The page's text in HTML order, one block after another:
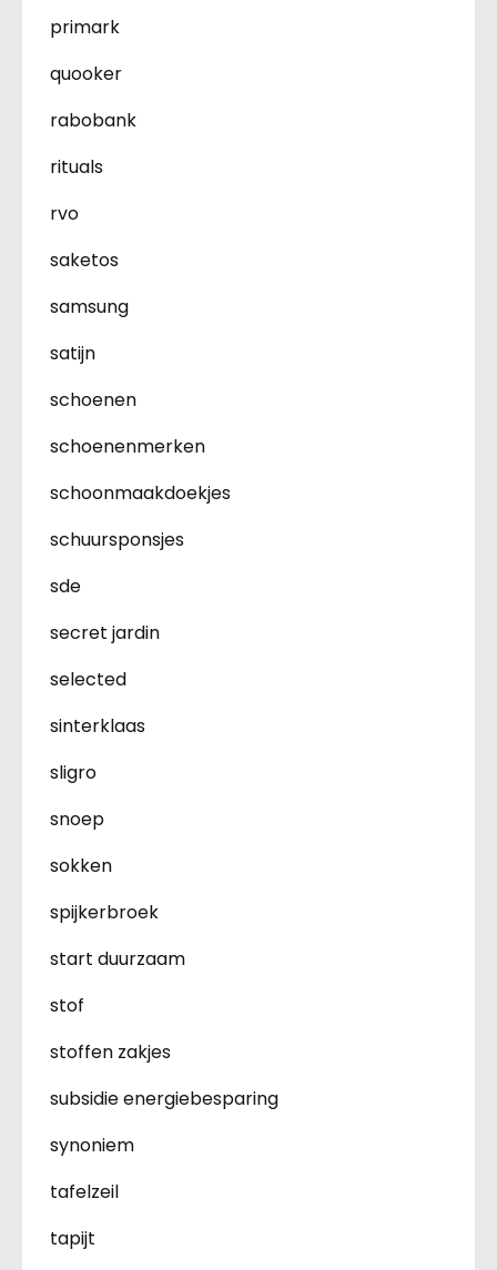
primark
quooker
rabobank
rituals
rvo
saketos
samsung
satijn
schoenen
schoenenmerken
schoonmaakdoekjes
schuursponsjes
sde
secret jardin
selected
sinterklaas
sligro
snoep
sokken
spijkerbroek
start duurzaam
stof
stoffen zakjes
subsidie energiebesparing
synoniem
tafelzeil
tapijt